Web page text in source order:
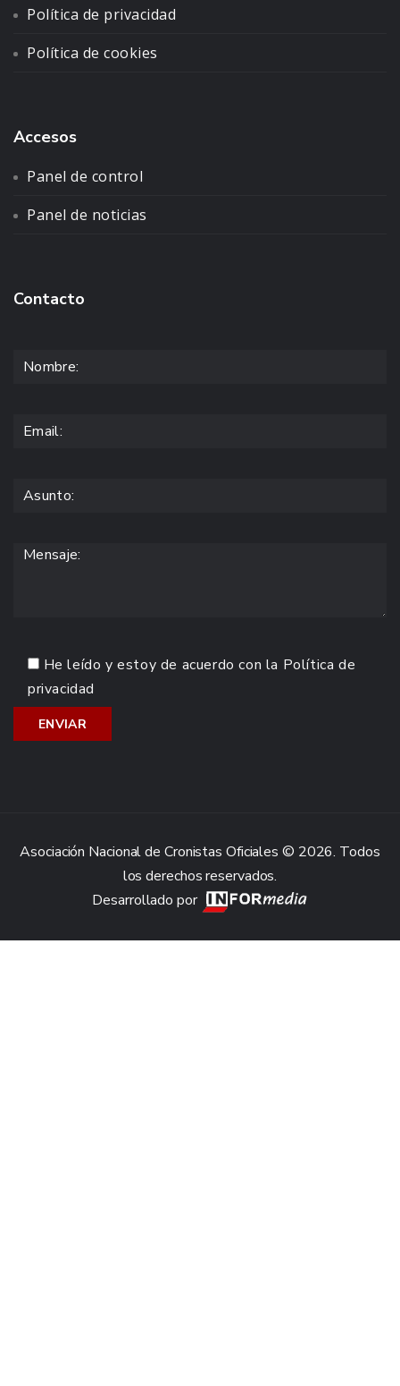
Política de privacidad
Política de cookies
Accesos
Panel de control
Panel de noticias
Contacto
He leído y estoy de acuerdo con la Política de
privacidad
Asociación Nacional de Cronistas Oficiales © 2026. Todos
los derechos reservados.
Desarrollado por